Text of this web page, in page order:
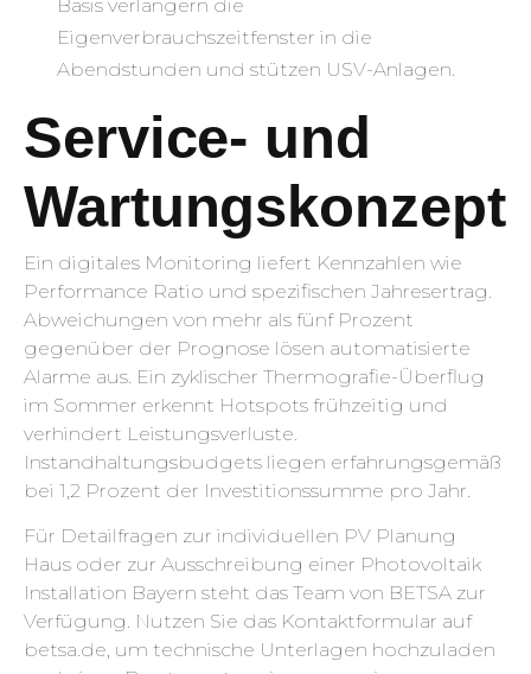
Basis verlängern die
Eigenverbrauchszeitfenster in die
Abendstunden und stützen USV-Anlagen.
Service- und
Wartungskonzept
Ein digitales Monitoring liefert Kennzahlen wie
Performance Ratio und spezifischen Jahresertrag.
Abweichungen von mehr als fünf Prozent
gegenüber der Prognose lösen automatisierte
Alarme aus. Ein zyklischer Thermografie-Überflug
im Sommer erkennt Hotspots frühzeitig und
verhindert Leistungsverluste.
Instandhaltungsbudgets liegen erfahrungsgemäß
bei 1,2 Prozent der Investitionssumme pro Jahr.
Für Detailfragen zur individuellen PV Planung
Haus oder zur Ausschreibung einer Photovoltaik
Installation Bayern steht das Team von BETSA zur
Verfügung. Nutzen Sie das Kontaktformular auf
betsa.de, um technische Unterlagen hochzuladen